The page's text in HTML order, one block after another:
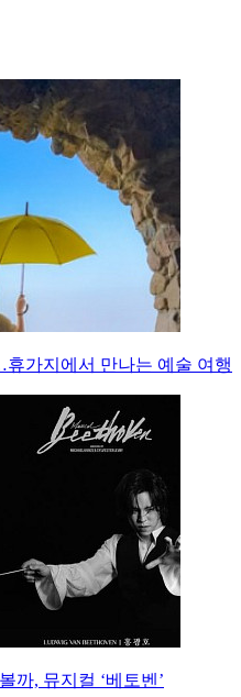
가지에서 만나는 예술 여행
까, 뮤지컬 ‘베토벤’